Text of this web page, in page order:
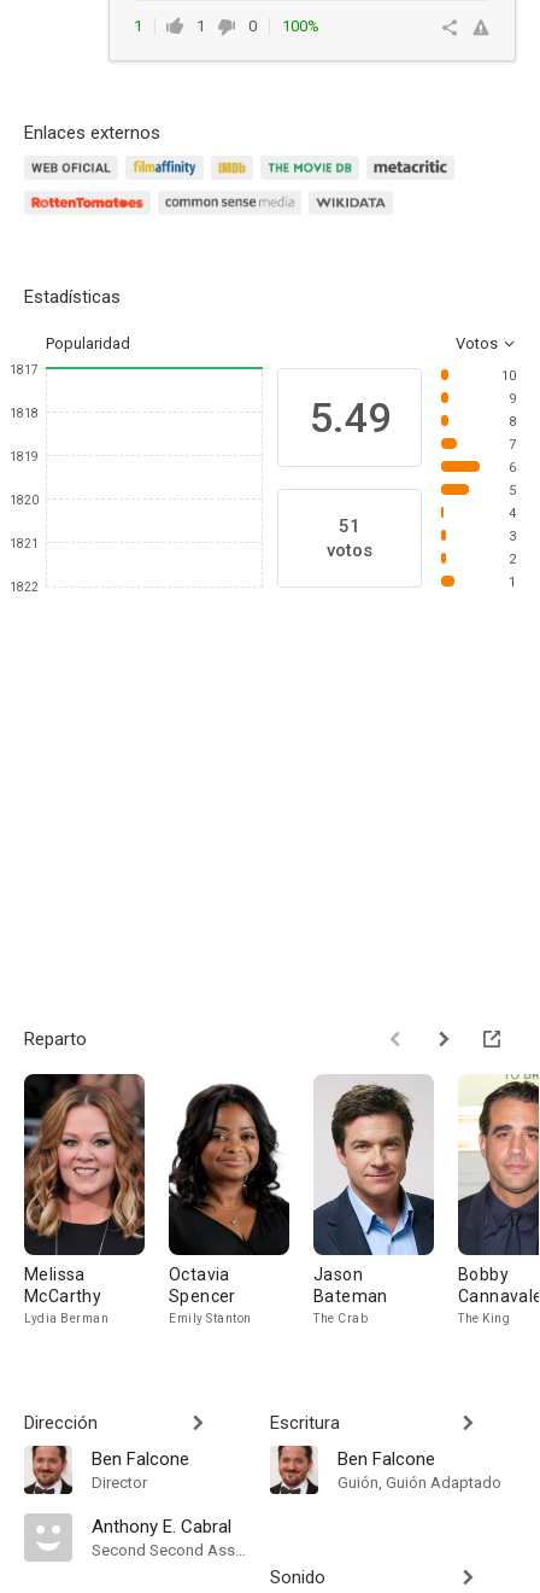
1 1 0
100%
Enlaces externos
Estadísticas
Popularidad Votos
1817
1818
1819
1820
1821
1822
5.49
51
votos
10
9
8
7
6
5
4
3
2
1
Reparto
Melissa
McCarthy
Lydia Berman
Octavia
Spencer
Emily Stanton
Jason
Bateman
The Crab
Bobby
The King
Dirección
Ben Falcone
Director
Anthony E. Cabral
Second Second Assistant Director
Escritura
Ben Falcone
Guión, Guión Adaptado
Sonido